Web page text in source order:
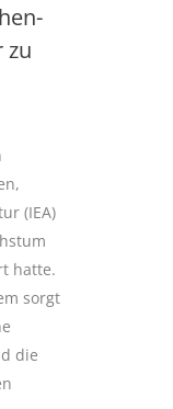
zu
(IEA)
hatte.
sorgt
die